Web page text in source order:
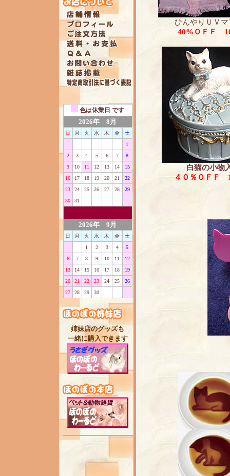
色は休業日 です
2026年 8月
日 月 火 水 木 金
土
1
2
3 4 5 6 7
8
9
10 11 12 13 14
15
16
17 18 19 20 21
22
23
24 25 26 27 28
29
30
31
2026年 9月
日 月 火 水 木 金
土
1
2 3 4
5
6
7 8 9 10 11
12
13
14 15 16 17 18
19
20
21 22 23 24 25
26
27
28 29 30
姉妹店のグッズも
一緒に購入できます
ひんやりＵＶ
40%ＯＦＦ
白猫の小物
４０％ＯＦＦ